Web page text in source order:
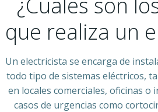
que realiza un
Un electricista se encarga de
todo tipo de sistemas eléctricos,
en locales comerciales, oficinas o
casos de urgencias como